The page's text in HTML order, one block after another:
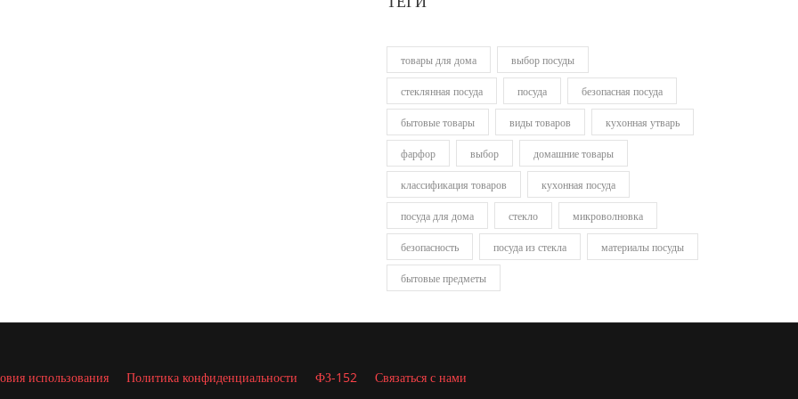
товары для дома выбор посуды
стеклянная посуда посуда безопасная посуда
бытовые товары виды товаров кухонная утварь
фарфор выбор домашние товары
классификация товаров кухонная посуда
посуда для дома стекло микроволновка
безопасность посуда из стекла материалы посуды
бытовые предметы
использования Политика конфиденциальности ФЗ-152 Связаться с нами